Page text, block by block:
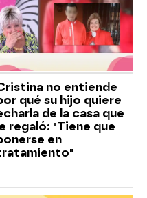
no entiende
qué su hijo quiere
de la casa que
le regaló: "Tiene que
en